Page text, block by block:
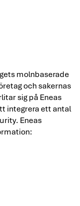
molnbaserade
och sakernas
sig på Eneas
integrera ett antal
Eneas